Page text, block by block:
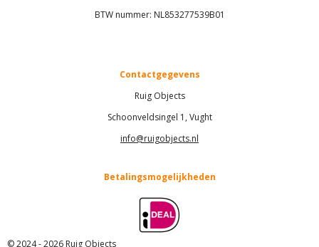
BTW nummer: NL853277539B01
Contactgegevens
Ruig Objects
Schoonveldsingel 1, Vught
info@ruigobjects.nl
Betalingsmogelijkheden
© 2024 - 2026 Ruig Objects